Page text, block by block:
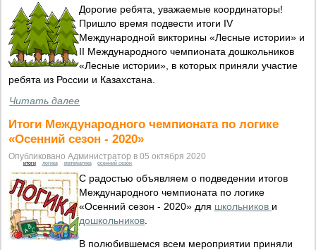
Дорогие ребята, уважаемые координаторы!
Пришло время подвести итоги IV
Международной викторины «Лесные истории» и
II Международного чемпионата дошкольников
«Лесные истории», в которых приняли участие
ребята из России и Казахстана.
Читать далее
Итоги Международного чемпионата по логике
«Осенний сезон - 2020»
Опубликовано Администратор в 05 октября 2020
итоги логика математика осенний сезон
С радостью объявляем о подведении итогов
Международного чемпионата по логике
«Осенний сезон - 2020» для школьников и
дошкольников
В полюбившемся всем мероприятии приняли